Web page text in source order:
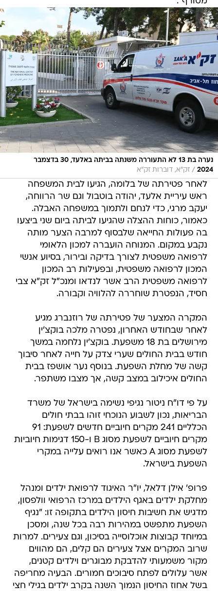
נערה בת 13 לא התעוררה משנתה בביתה באלעד, 30 בדצמבר
2024
/ זק"א, דוברות זק"א
לאחר פטירתה של בלומה, הגיעו לבית המשפחה
ראש עיריית אלעד, יהודה בוטבול וגם שר הרווחה,
יעקב מרגי, כדי לנחם ולתמוך במשפחה האבלה.
כאמור, כוחות ההצלה שהגיעו לביתה ביום שני ביצעו
בה פעולות החייאה שלבסוף למרבה הצער מותה
נקבע במקום. המנוחה הועברה למכון הלאומי
לרפואה משפטית לצורך בדיקה ובירור, בסיוע אנשי
המכון לרפואה משפטית, ובפעילות רב המכון
לרפואה משפטית הרב אשר לנדאו ומנכ"ל זק"א צבי
חסיד, הנפטרת שוחררה להלוויה וקבורה.
המקרה המצער של פטירתה של רוזנברג מגיע
מירושלים בת 18 משפעת. בוקצ'ין נלחמה במשך
חודש בבית החולים שערי צדק על חייה לאחר סיבוך
קשה של מחלת השפעת. בנוסף נער אושפז בבית
החולים איכילוב במצב קשה, אך מצבו משתפר.
על פי דו"ח ניטור נגיפי נשימה בישראל של משרד
הכלליים 241 מקרים חיוביים חדשים לשפעת: 91
מקרים חיוביים לשפעת מסוג B ו-150 דגימות חיוביות
לשפעת מסוג A כאשר אנו רואים עלייה במקרי
השפעת בישראל.
פרופ' אילן דלאל, יו"ר האיגוד לרפואת ילדים ומנהל
מדגיש את חשיבות חיסון הילדים בתקופה זו: "נגיף
השפעת מתפשט במהירות רבה בכל שנה, ומסכן
במיוחד קבוצות אוכלוסייה בסיכון, וגם צעירים. למרות
שרוב המקרים אצל צעירים הם קלים, הם מהווים
מקור משמעותי להדבקת מבוגרים וילדים קטנים,
אשר עלולים לפתח סיבוכים חמורים. הבעיה מחריפה
בשל אחוז החיסון הנמוך השנה בקרב ילדים בגילי חצי
שנה עד 5 שנים, שעומד על בין 7% ל-10% בלבד. אני
קורא להורים לחסן את ילדיהם כדי למנוע התפשטות